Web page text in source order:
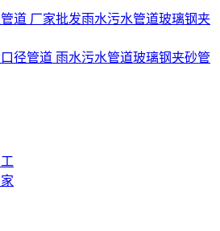
道 厂家批发雨水污水管道玻璃钢夹
径管道 雨水污水管道玻璃钢夹砂管